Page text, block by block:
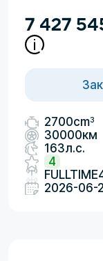
7 427
2700cm3
30000км
163л.с.
4
2026-06-